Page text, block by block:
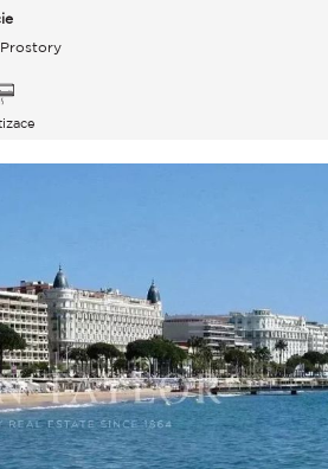
Prostory